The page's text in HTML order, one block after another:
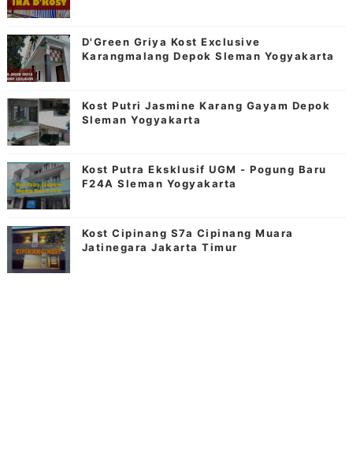
D'Green Griya Kost Exclusive
Karangmalang Depok Sleman Yogyakarta
Kost Putri Jasmine Karang Gayam Depok
Sleman Yogyakarta
Kost Putra Eksklusif UGM - Pogung Baru
F24A Sleman Yogyakarta
Kost Cipinang S7a Cipinang Muara
Jatinegara Jakarta Timur